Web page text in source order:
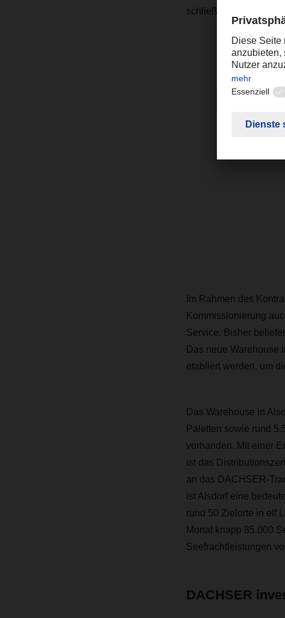
schließlich den
Im Rahmen des
Kommissionierung
Service. Bisher
Das neue Warehouse
etabliert werden, um
Das Warehouse in
Paletten sowie rund
vorhanden. Mit einer
ist das
an das DACHSER-
ist Alsdorf eine
rund 50 Zielorte in elf
Monat knapp 85.000
Seefrachtleistungen
DACHSER